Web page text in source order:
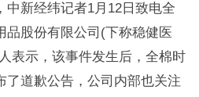
中新经纬记者1月12日致电全
品股份有限公司(下称稳健医
表示，该事件发生后，全棉时
了道歉公告，公司内部也关注